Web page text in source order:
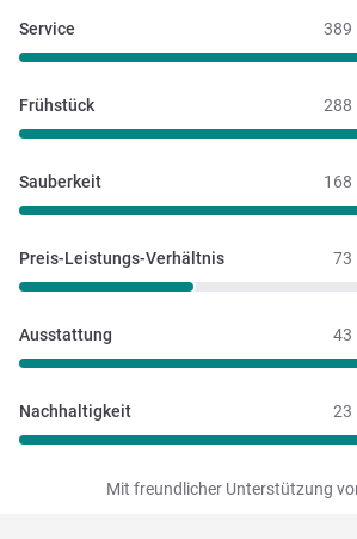
389
Service
288
Frühstück
168
Sauberkeit
73
Preis-Leistungs-Verhältnis
43
Ausstattung
23
Nachhaltigkeit
Mit freundlicher Unterstützung